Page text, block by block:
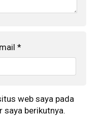
*
web saya pada
saya berikutnya.